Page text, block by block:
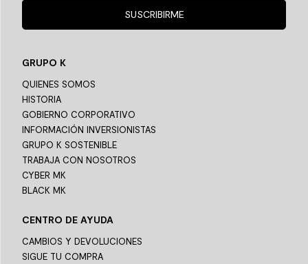
SUSCRIBIRME
GRUPO K
QUIENES SOMOS
HISTORIA
GOBIERNO CORPORATIVO
INFORMACIÓN INVERSIONISTAS
GRUPO K SOSTENIBLE
TRABAJA CON NOSOTROS
CYBER MK
BLACK MK
CENTRO DE AYUDA
CAMBIOS Y DEVOLUCIONES
SIGUE TU COMPRA